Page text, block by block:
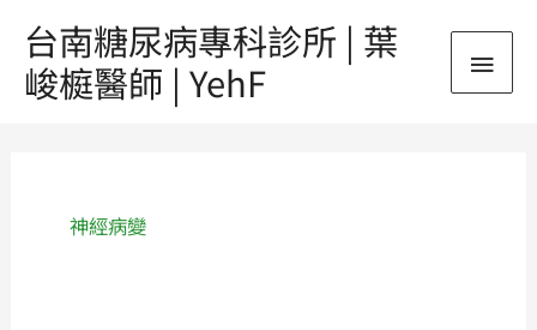
台南糖尿病專科診所 | 葉
峻榳醫師 | YehF
主
要
神經病變